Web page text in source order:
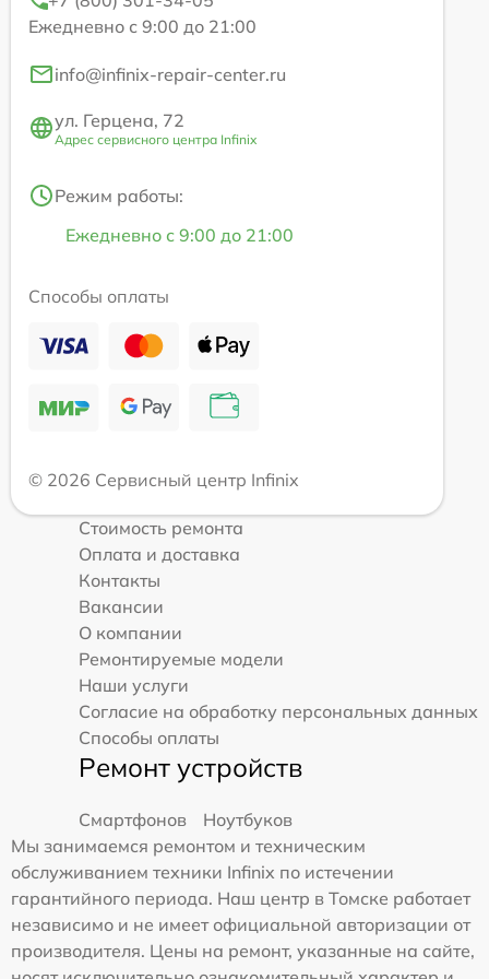
Ежедневно с 9:00 до 21:00
info@infinix-repair-center.ru
ул. Герцена, 72
Адрес сервисного центра Infinix
Режим работы:
Ежедневно с 9:00 до 21:00
Способы оплаты
© 2026 Сервисный центр Infinix
Стоимость ремонта
Оплата и доставка
Контакты
Вакансии
О компании
Ремонтируемые модели
Наши услуги
Согласие на обработку персональных данных
Способы оплаты
Ремонт устройств
Смартфонов
Ноутбуков
Мы занимаемся ремонтом и техническим
обслуживанием техники Infinix по истечении
гарантийного периода. Наш центр в Томске работает
независимо и не имеет официальной авторизации от
производителя. Цены на ремонт, указанные на сайте,